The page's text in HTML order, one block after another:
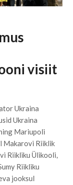
visiit
Ukraina
Ukraina
Mariupoli
Makarovi Riiklik
Riikliku Ülikooli,
Riikliku
jooksul